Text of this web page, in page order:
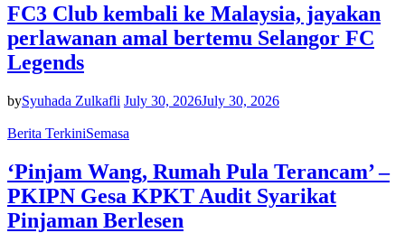
FC3 Club kembali ke Malaysia, jayakan
perlawanan amal bertemu Selangor FC
Legends
bySyuhada Zulkafli July 30, 2026July 30, 2026
Berita TerkiniSemasa
‘Pinjam Wang, Rumah Pula Terancam’ –
PKIPN Gesa KPKT Audit Syarikat
Pinjaman Berlesen